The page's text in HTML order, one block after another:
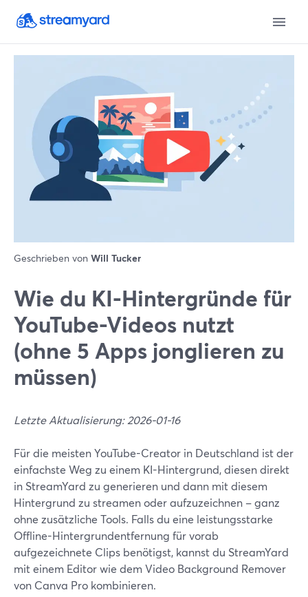
Geschrieben von Will Tucker
Wie du KI-Hintergründe für
YouTube-Videos nutzt
(ohne 5 Apps jonglieren zu
müssen)
Letzte Aktualisierung: 2026-01-16
Für die meisten YouTube-Creator in Deutschland ist der
einfachste Weg zu einem KI-Hintergrund, diesen direkt
in StreamYard zu generieren und dann mit diesem
Hintergrund zu streamen oder aufzuzeichnen – ganz
ohne zusätzliche Tools. Falls du eine leistungsstarke
Offline-Hintergrundentfernung für vorab
aufgezeichnete Clips benötigst, kannst du StreamYard
mit einem Editor wie dem Video Background Remover
von Canva Pro kombinieren.